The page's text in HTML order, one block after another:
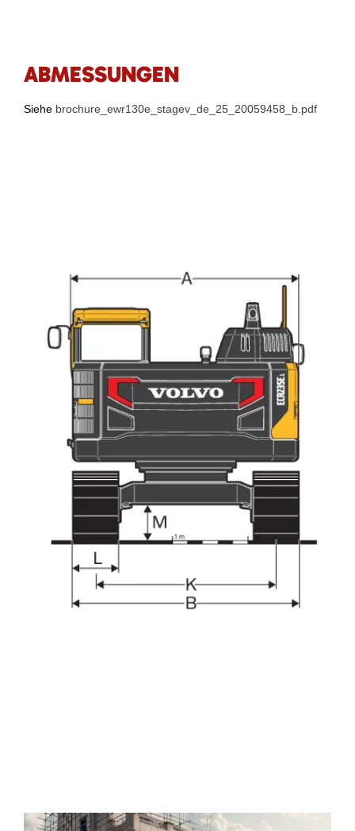
ABMESSUNGEN
Siehe brochure_ewr130e_stagev_de_25_20059458_b.pdf